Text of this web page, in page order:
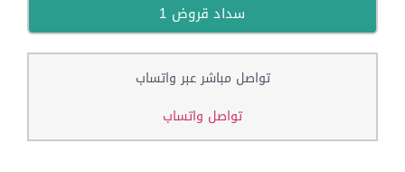
سداد قروض 1
تواصل مباشر عبر واتساب
تواصل واتساب